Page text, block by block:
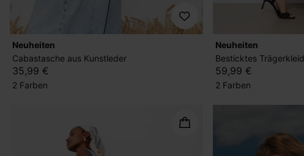
Neuheiten
Cabastasche aus Kunstleder
35,99 €
2 Farben
Neuheiten
Besticktes Trägerkleid
59,99 €
2 Farben